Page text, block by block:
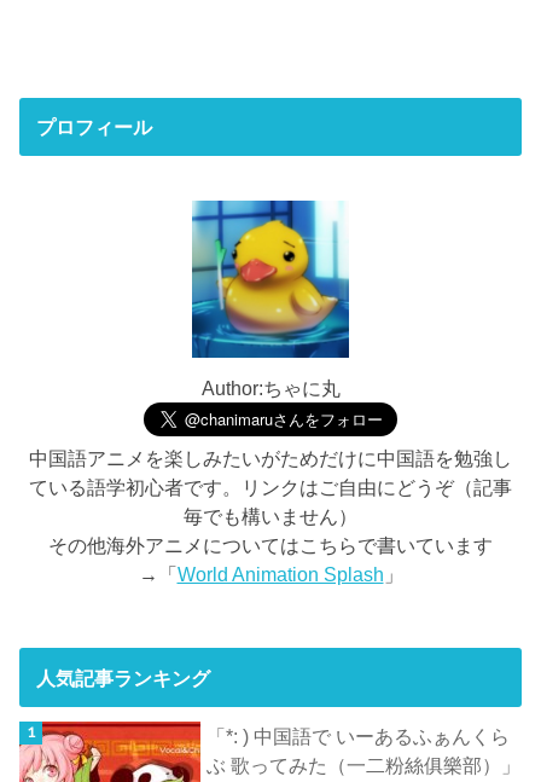
プロフィール
Author:ちゃに丸
中国語アニメを楽しみたいがためだけに中国語を勉強し
ている語学初心者です。リンクはご自由にどうぞ（記事
毎でも構いません）
その他海外アニメについてはこちらで書いています
→「World Animation Splash 」
人気記事ランキング
「*: ) 中国語で いーあるふぁんくら
ぶ 歌ってみた（一二粉絲俱樂部）」